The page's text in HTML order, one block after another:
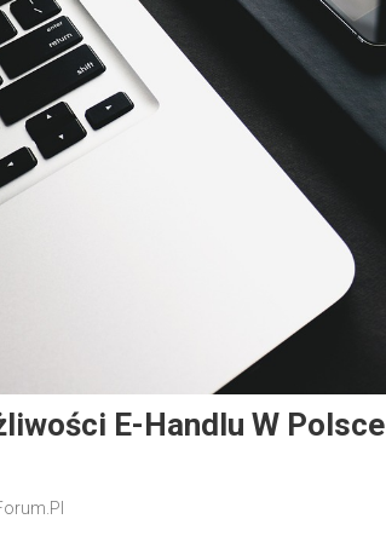
E-Handlu W Polsce